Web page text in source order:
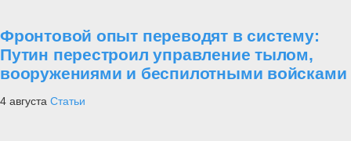
Фронтовой опыт переводят в систему:
Путин перестроил управление тылом,
вооружениями и беспилотными войсками
4 августа Статьи